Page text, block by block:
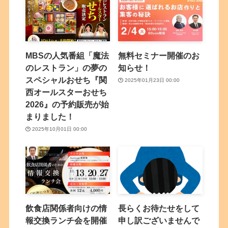
MBSの人気番組「魔法
のレストラン」の夢の
スペシャルおせち『関
西オールスターおせち
2026』の予約販売が始
まりました！
2025年10月01日 00:00
無料セミナー開催のお
知らせ！
2025年01月23日 00:00
飲食店関係者向けの情
報交換ランチ会を開催
長らくお待たせをして
申し訳ございませんで